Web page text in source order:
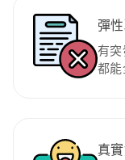
彈
有
都能
真